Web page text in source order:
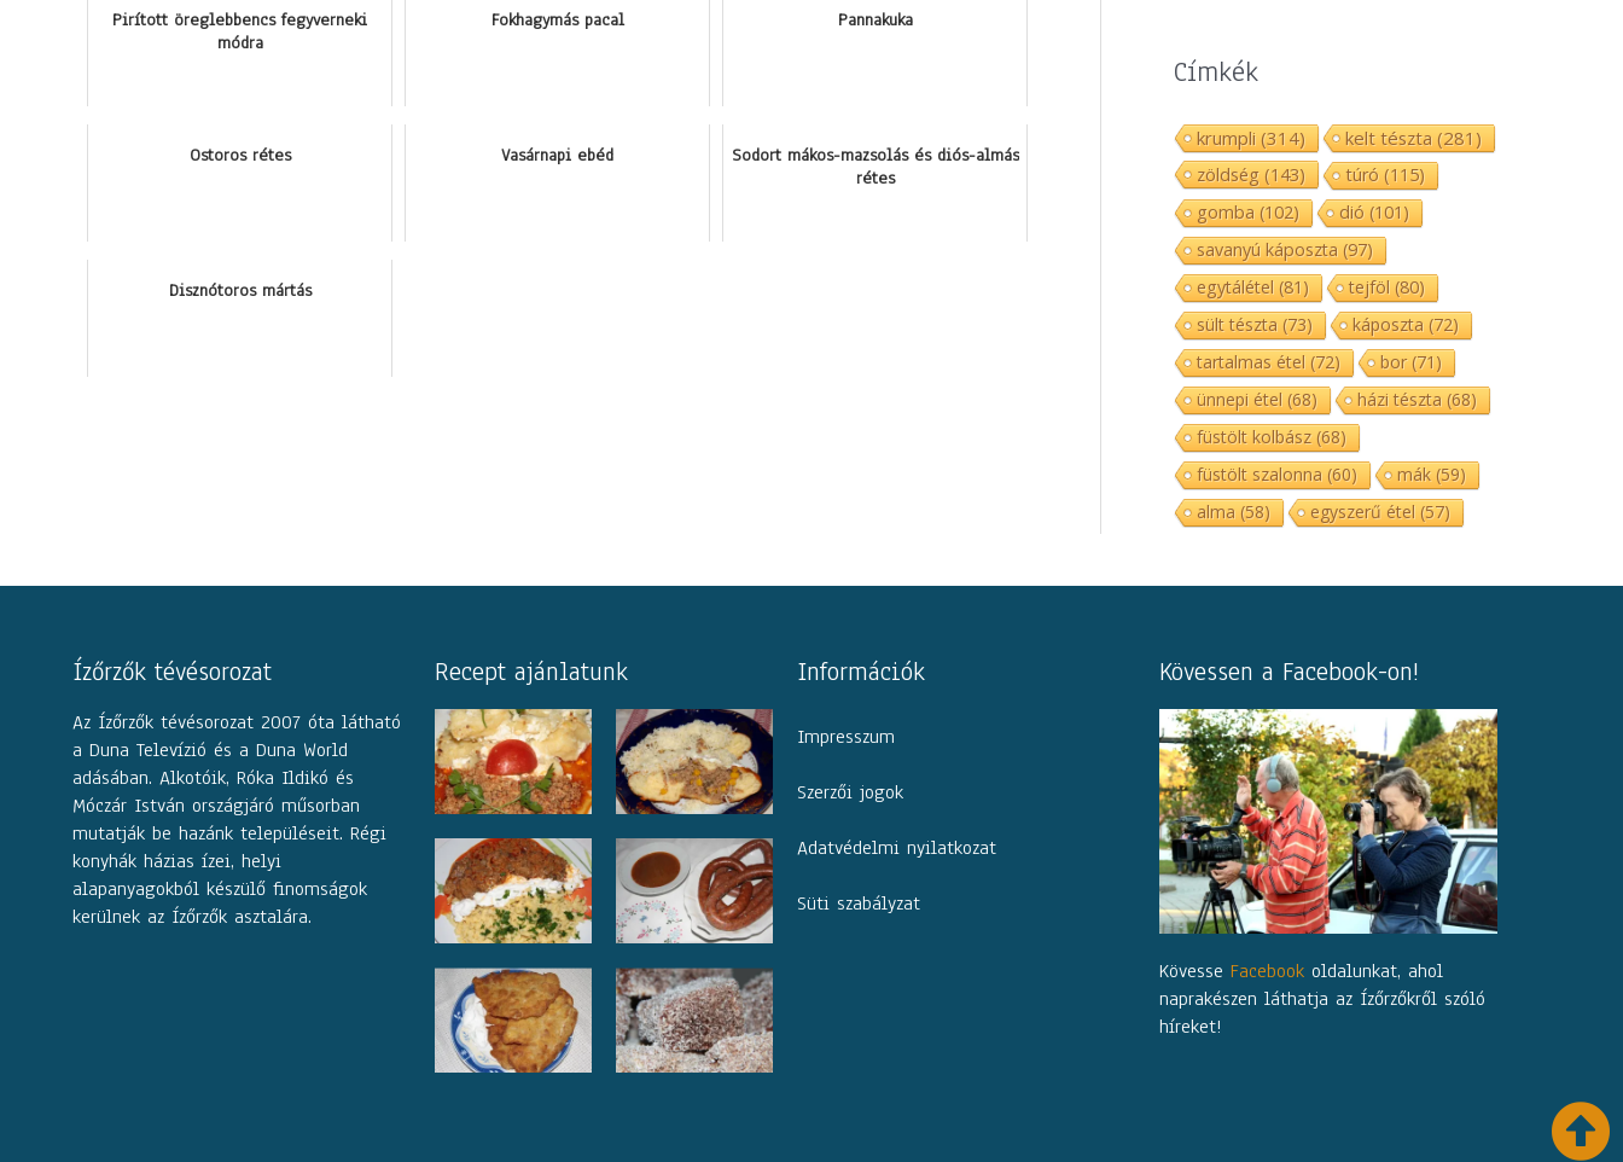
Pirított öreglebbencs fegyverneki
módra
Fokhagymás pacal Pannakuka
Ostoros rétes Vasárnapi ebéd
Sodort mákos-mazsolás és diós-almás
rétes
Disznótoros mártás
Címkék
krumpli(314) kelt tészta(281)
zöldség(143) túró (115)
gomba (102) dió (101)
savanyú káposzta (97)
egytálétel (81) tejföl (80)
sült tészta (73) káposzta (72)
tartalmas étel (72) bor(71)
ünnepi étel (68) házi tészta (68)
füstölt kolbász(68)
füstölt szalonna (60) mák(59)
alma (58) egyszerű étel (57)
Ízőrzők tévésorozat
Az Ízőrzők tévésorozat 2007 óta látható
a Duna Televízió és a Duna World
adásában. Alkotóik, Róka Ildikó és
Móczár István országjáró műsorban
mutatják be hazánk településeit. Régi
konyhák házias ízei, helyi
alapanyagokból készülő finomságok
kerülnek az Ízőrzők asztalára.
Recept ajánlatunk Információk
Impresszum
Szerzői jogok
Adatvédelmi nyilatkozat
Süti szabályzat
Kövessen a Facebook-on!
Kövesse Facebook oldalunkat, ahol
naprakészen láthatja az Ízőrzőkről szóló
híreket!